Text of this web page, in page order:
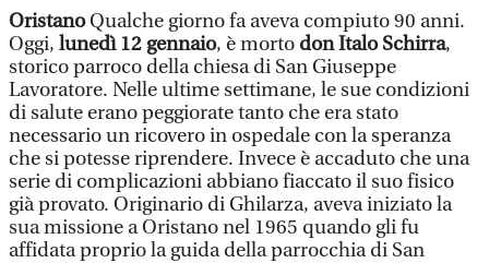
OristanoQualche giorno fa aveva compiuto 90 anni.
Oggi, lunedì 12 gennaio, è morto don Italo Schirra,
storico parroco della chiesa di San Giuseppe
Lavoratore. Nelle ultime settimane, le sue condizioni
di salute erano peggiorate tanto che era stato
necessario un ricovero in ospedale con la speranza
che si potesse riprendere. Invece è accaduto che una
serie di complicazioni abbiano fiaccato il suo fisico
già provato. Originario di Ghilarza, aveva iniziato la
sua missione a Oristano nel 1965 quando gli fu
affidata proprio la guida della parrocchia di San